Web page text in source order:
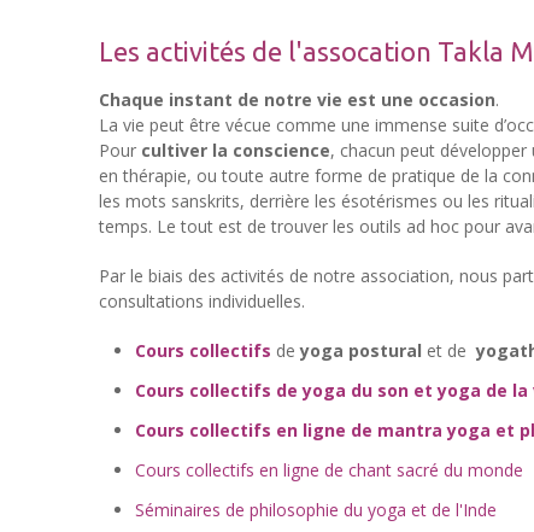
Les activités de l'assocation Takla
Chaque instant de notre vie est une occasion.
La vie peut être vécue comme une immense suite
Pour cultiver la conscience, chacun peut
en thérapie, ou toute autre forme de pratique de la
les mots sanskrits, derrière les ésotérismes ou les
temps. Le tout est de trouver les outils ad hoc pour
Par le biais des activités de notre association, nous
consultations individuelles.
Cours collectifs de yoga postural et de
Cours collectifs de yoga du son et yoga de la
Cours collectifs en ligne de mantra yoga et
Cours collectifs en ligne de chant sacré du monde
Séminaires de philosophie du yoga et de l'Inde